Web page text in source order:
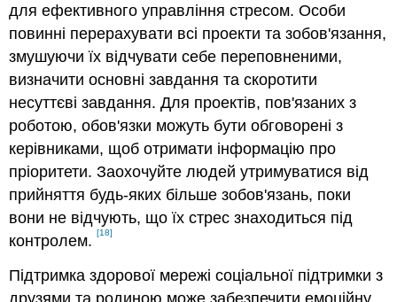
для ефективного управління стресом. Особи
повинні перерахувати всі проекти та зобов'язання,
змушуючи їх відчувати себе переповненими,
визначити основні завдання та скоротити
несуттєві завдання. Для проектів, пов'язаних з
роботою, обов'язки можуть бути обговорені з
керівниками, щоб отримати інформацію про
пріоритети. Заохочуйте людей утримуватися від
прийняття будь-яких більше зобов'язань, поки
вони не відчують, що їх стрес знаходиться під
контролем.[18]
Підтримка здорової мережі соціальної підтримки з
друзями та родиною може забезпечити емоційну